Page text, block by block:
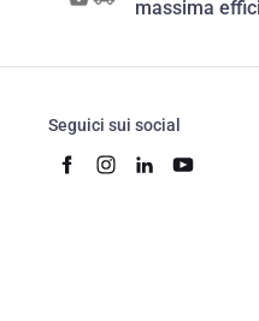
massima
Seguici sui social